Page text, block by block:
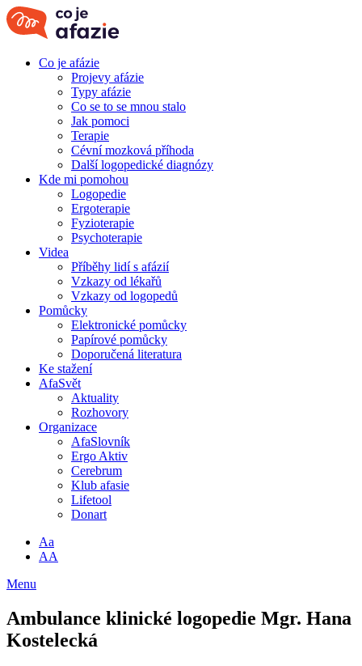
Co je afázie
Projevy afázie
Typy afázie
Co se to se mnou stalo
Jak pomoci
Terapie
Cévní mozková příhoda
Další logopedické diagnózy
Kde mi pomohou
Logopedie
Ergoterapie
Fyzioterapie
Psychoterapie
Videa
Příběhy lidí s afázií
Vzkazy od lékařů
Vzkazy od logopedů
Pomůcky
Elektronické pomůcky
Papírové pomůcky
Doporučená literatura
Ke stažení
AfaSvět
Aktuality
Rozhovory
Organizace
AfaSlovník
Ergo Aktiv
Cerebrum
Klub afasie
Lifetool
Donart
Aa
AA
Menu
Ambulance klinické logopedie Mgr. Hana
Kostelecká